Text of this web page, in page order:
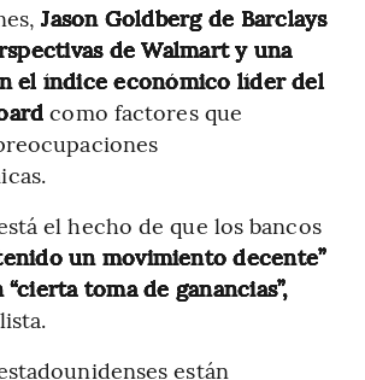
Jason Goldberg de Barclays
de Walmart y una
el índice económico líder del
como factores que
el hecho de que los bancos
un movimiento decente”
toma de ganancias”,
están